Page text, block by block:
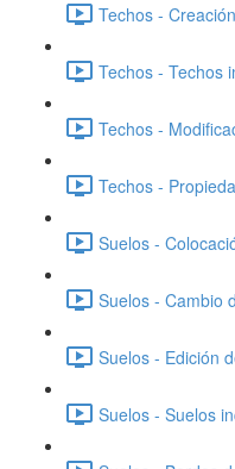
Techos -
Techos - Techos
Techos -
Techos -
Suelos -
Suelos - Cambio
Suelos - Edición
Suelos - Suelos